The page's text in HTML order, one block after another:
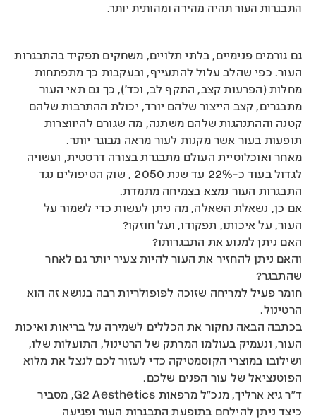
התבגרות העור תהיה מהירה ומהותית יותר.
גם גורמים פנימיים, בלתי תלויים, משחקים תפקיד בהתבגרות
העור. כפי שהלב עלול להתעייף, ובעקבות כך מתפתחות
מחלות (הפרעות קצב, התקף לב, וכד'), כך גם תאי העור
מתבגרים, קצב הייצור שלהם יורד, יכולת ההתרבות שלהם
קטנה וההתנהגות שלהם משתנה, מה שגורם להיווצרות
תופעות בעור אשר מקנות לעור מראה מבוגר יותר.
מאחר ואוכלוסיית העולם מתבגרת בצורה דרסטית, ועשויה
לגדול בעוד כ-22% עד שנת 2050 , שוק הטיפולים נגד
התבגרות העור נמצא בצמיחה מתמדת.
אם כן, נשאלת השאלה, מה ניתן לעשות כדי לשמור על
העור, על איכותו, תפקודו, ועל חוזקו?
האם ניתן למנוע את התבגרותו?
והאם ניתן להחזיר את העור להיות צעיר יותר גם לאחר
שהתבגר?
חומר פעיל למריחה שזוכה לפופולריות רבה בנושא זה הוא
הרטינול.
בכתבה הבאה נחקור את הכללים לשמירה על בריאות ואיכות
העור, ונעמיק בעולמו המרתק של הרטינול, התועלות שלו,
ושילובו במוצרי הקוסמטיקה כדי לעזור לכם לנצל את מלוא
הפוטנציאל של עור הפנים שלכם.
ד״ר גיא ארליך, מנכ״ל מרפאות G2 Aesthetics, מסביר
כיצד ניתן להילחם בתופעת התבגרות העור ופגיעה